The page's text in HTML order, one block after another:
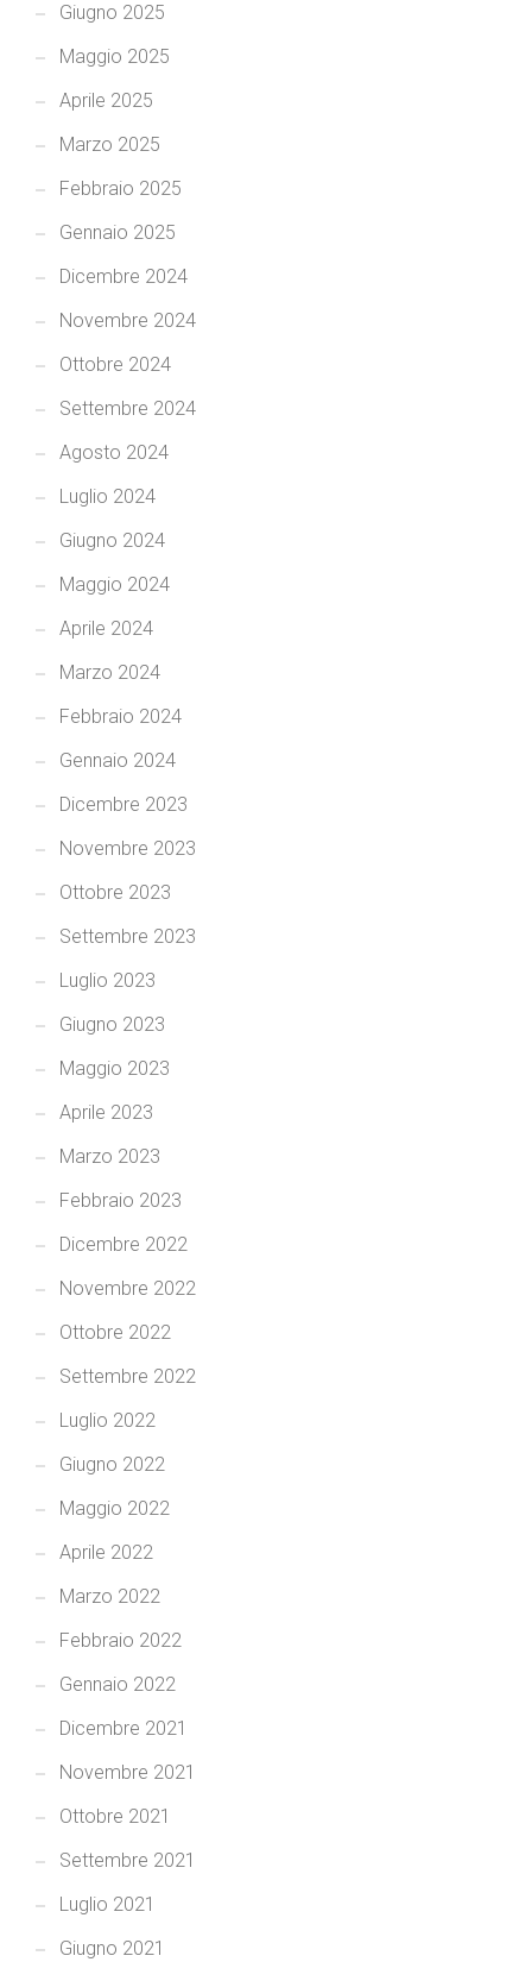
Giugno 2025
Maggio 2025
Aprile 2025
Marzo 2025
Febbraio 2025
Gennaio 2025
Dicembre 2024
Novembre 2024
Ottobre 2024
Settembre 2024
Agosto 2024
Luglio 2024
Giugno 2024
Maggio 2024
Aprile 2024
Marzo 2024
Febbraio 2024
Gennaio 2024
Dicembre 2023
Novembre 2023
Ottobre 2023
Settembre 2023
Luglio 2023
Giugno 2023
Maggio 2023
Aprile 2023
Marzo 2023
Febbraio 2023
Dicembre 2022
Novembre 2022
Ottobre 2022
Settembre 2022
Luglio 2022
Giugno 2022
Maggio 2022
Aprile 2022
Marzo 2022
Febbraio 2022
Gennaio 2022
Dicembre 2021
Novembre 2021
Ottobre 2021
Settembre 2021
Luglio 2021
Giugno 2021